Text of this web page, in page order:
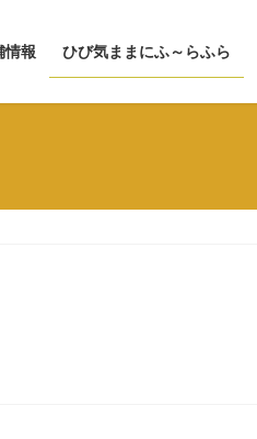
情報 ひび気ままにふ～らふら